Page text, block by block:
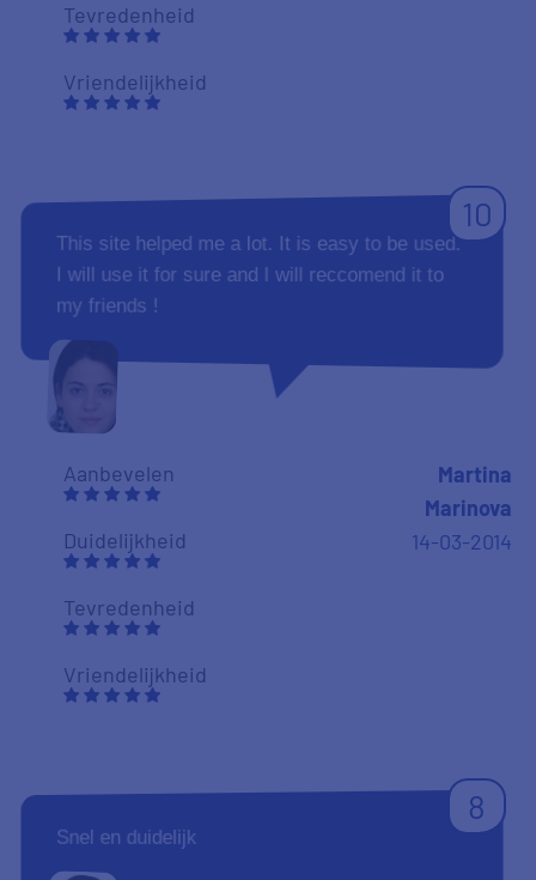
Tevredenheid
Vriendelijkheid
10
This site helped me a lot. It is easy to be used.
I will use it for sure and I will reccomend it to
my friends !
Aanbevelen
Duidelijkheid
Tevredenheid
Vriendelijkheid
Martina
Marinova
14-03-2014
8
Snel en duidelijk